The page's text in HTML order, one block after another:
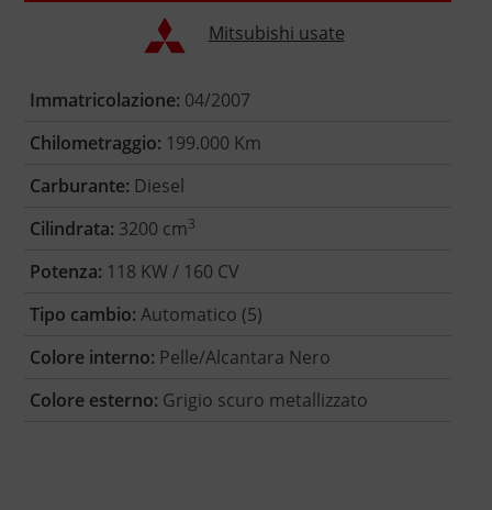
Mitsubishi usate
Immatricolazione: 04/2007
Chilometraggio: 199.000 Km
Carburante: Diesel
Cilindrata: 3200 cm3
Potenza: 118 KW / 160 CV
Tipo cambio: Automatico (5)
Colore interno: Pelle/Alcantara Nero
Colore esterno: Grigio scuro metallizzato